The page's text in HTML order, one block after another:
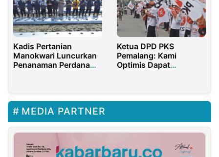
Kadis Pertanian
Manokwari Luncurkan
Penanaman Perdana
Ketua DPD PKS
Pemalang: Kami
Optimis Dapat
MEDIA PARTNER